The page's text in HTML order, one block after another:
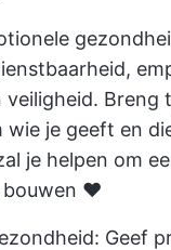
veiligheid. Breng
wie je geeft en
je helpen om
bouwen ♥️
Geef